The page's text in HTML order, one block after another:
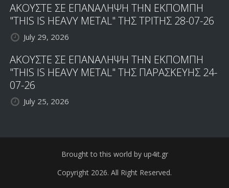
ΑΚΟΥΣΤΕ ΣΕ ΕΠΑΝΑΛΗΨΗ ΤΗΝ ΕΚΠΟΜΠΗ
"THIS IS HEAVY METAL" ΤΗΣ ΤΡΙΤΗΣ 28-07-26
July 29, 2026
ΑΚΟΥΣΤΕ ΣΕ ΕΠΑΝΑΛΗΨΗ ΤΗΝ ΕΚΠΟΜΠΗ
"THIS IS HEAVY METAL" ΤΗΣ ΠΑΡΑΣΚΕΥΗΣ 24-
07-26
July 25, 2026
Brought to this world by up4it.gr
Copyright 2026. All Right Reserved.